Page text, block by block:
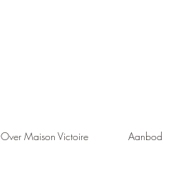
Over Maison Victoire Aanbod